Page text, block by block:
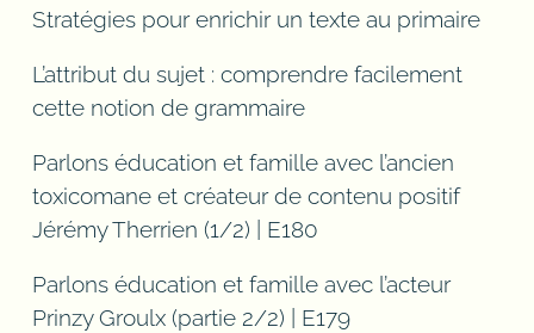
Stratégies pour enrichir un texte au primaire
L’attribut du sujet : comprendre facilement
cette notion de grammaire
Parlons éducation et famille avec l’ancien
toxicomane et créateur de contenu positif
Jérémy Therrien (1/2) | E180
Parlons éducation et famille avec l’acteur
Prinzy Groulx (partie 2/2) | E179